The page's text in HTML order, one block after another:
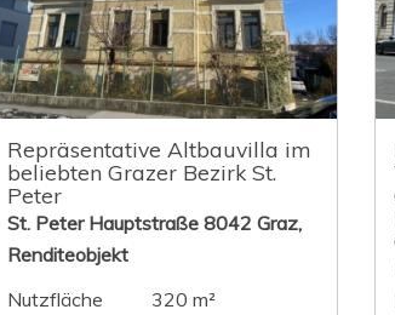
Repräsentative Altbauvilla im
beliebten Grazer Bezirk St.
Peter
St. Peter Hauptstraße 8042 Graz,
Renditeobjekt
Nutzfläche
320 m²